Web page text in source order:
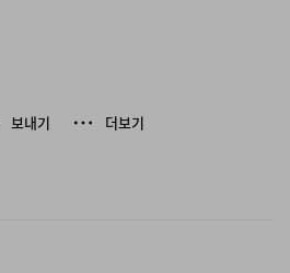
보내기 더보기